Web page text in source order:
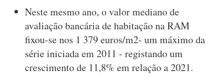
Neste mesmo ano, o valor mediano de
avaliação bancária de habitação na RAM
fixou-se nos 1 379 euros/m2- um máximo da
série iniciada em 2011 - registando um
crescimento de 11,8% em relação a 2021.